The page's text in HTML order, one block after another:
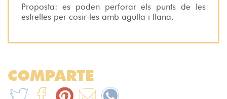
Proposta: es poden perforar els punts de les
estrelles per cosir-les amb agulla i llana.
COMPARTE